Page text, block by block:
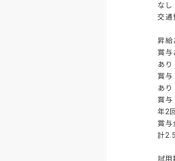
なし
交通
昇給
賞与
あり
賞与
あり
賞与
年2
賞与
計
試用